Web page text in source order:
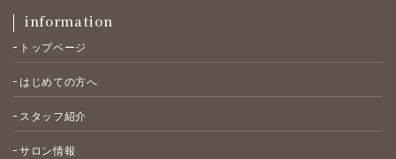
information
トップページ
はじめての方へ
スタッフ紹介
サロン情報